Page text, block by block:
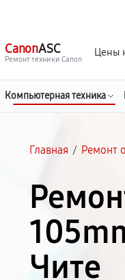
CanonASC
Ремонт техники Canon
Цены
Компьютерная техника
Главная / Ремонт
Чите